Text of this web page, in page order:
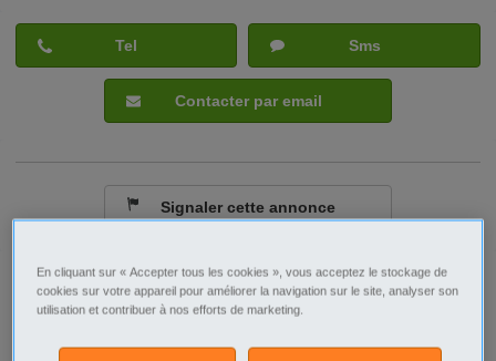
Prix
800€
Ville/Code postal
Pays de la Loire
Guemene Penfao
Tel Sms
Contacter par email
Signaler cette annonce
En cliquant sur « Accepter tous les cookies », vous acceptez le stockage de
cookies sur votre appareil pour améliorer la navigation sur le site, analyser son
utilisation et contribuer à nos efforts de marketing.